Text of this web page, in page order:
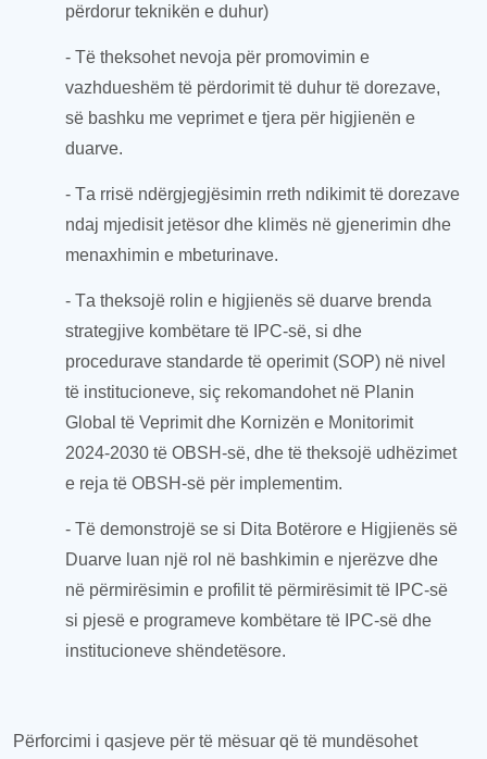
përdorur teknikën e duhur)
- Të theksohet nevoja për promovimin e
vazhdueshëm të përdorimit të duhur të dorezave,
së bashku me veprimete tjera për higjienën e
duarve.
- Ta rrisë ndërgjegjësimin rreth ndikimit të dorezave
ndaj mjedisit jetësor dhe klimës në gjenerimin dhe
menaxhimin e mbeturinave.
- Ta theksojë rolin e higjienës së duarve brenda
strategjive kombëtare të IPC-së, si dhe
procedurave standarde të operimit (SOP) në nivel
të institucioneve, siç rekomandohet në Planin
Global të Veprimit dhe Kornizën e Monitorimit
2024-2030 të OBSH-së, dhe të theksojë udhëzimet
e reja të OBSH-së për implementim.
- Të demonstrojë se si Dita Botërore e Higjienës së
Duarve luan një rol në bashkimin e njerëzve dhe
në përmirësimin e profilit të përmirësimit të IPC-së
si pjesë e programeve kombëtare të IPC-së dhe
institucioneve shëndetësore.
Përforcimi i qasjeve për të mësuar që të mundësohet